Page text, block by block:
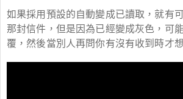
如果採用預設的自動變成已讀取，就有
那封信件，但是因為已經變成灰色，可
覆，然後當別人再問你有沒有收到時才